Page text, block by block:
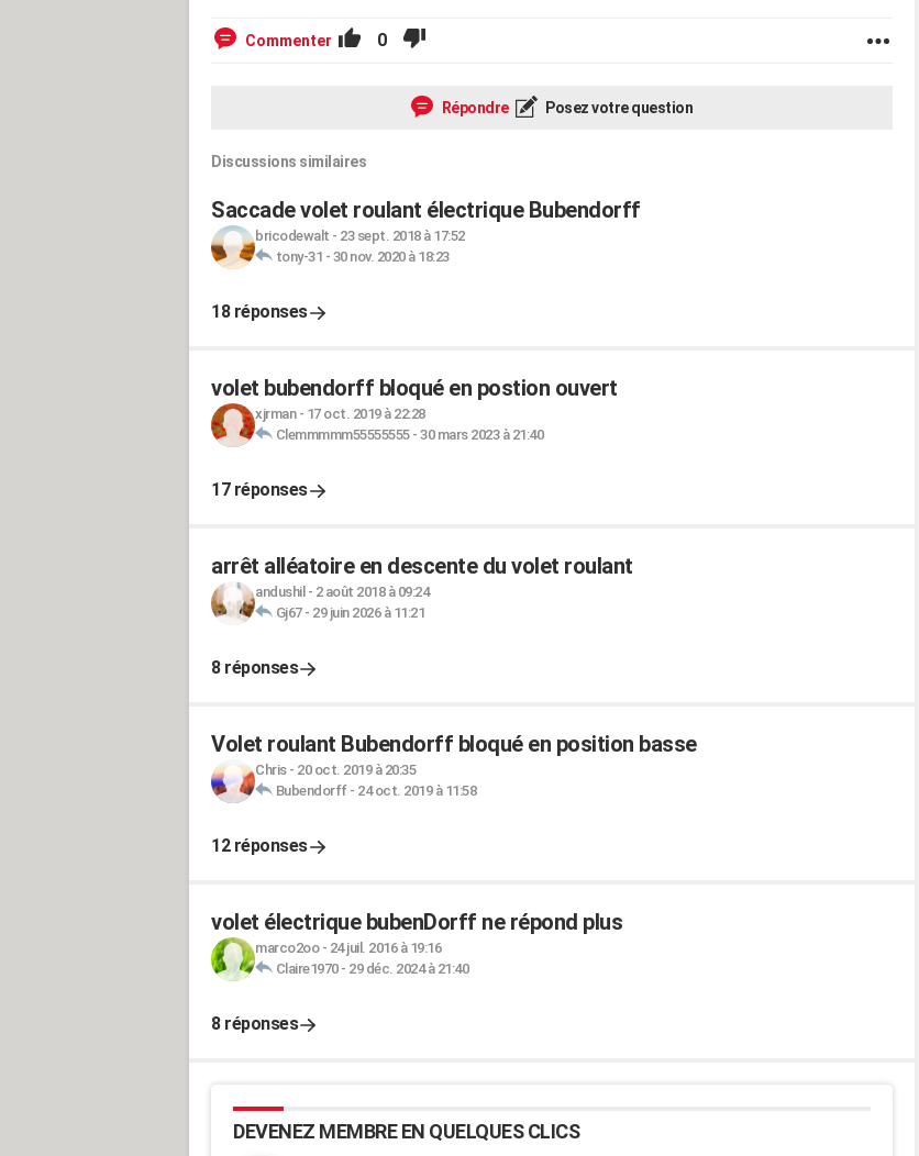
Commenter 0
Répondre Posez votre question
Discussions similaires
Saccade volet roulant électrique Bubendorff
bricodewalt - 23 sept. 2018 à 17:52
tony-31 - 30 nov. 2020 à 18:23
18 réponses
volet bubendorff bloqué en postion ouvert
xjrman- 17 oct. 2019 à 22:28
Clemmmmm55555555- 30 mars 2023 à 21:40
17 réponses
arrêt alléatoire en descente du volet roulant
andushil - 2 août 2018 à 09:24
Gj67- 29 juin 2026 à 11:21
8 réponses
Volet roulant Bubendorff bloqué en position basse
Chris- 20 oct. 2019 à 20:35
Bubendorff- 24 oct. 2019 à 11:58
12 réponses
volet électrique bubenDorff ne répond plus
marco2oo- 24 juil. 2016 à 19:16
Claire1970- 29 déc. 2024 à 21:40
8 réponses
DEVENEZ MEMBRE EN QUELQUES CLICS